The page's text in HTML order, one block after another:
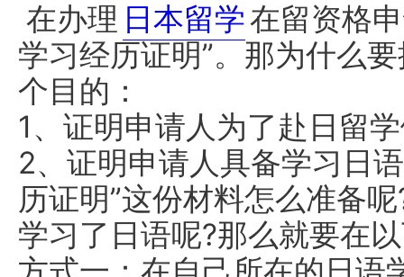
在办理 日本留学在留资格
学习经历证明”。那为什么
个目的：
1、证明申请人为了赴日留
2、证明申请人具备学习日
历证明”这份材料怎么准备
学习了日语呢?那么就要在